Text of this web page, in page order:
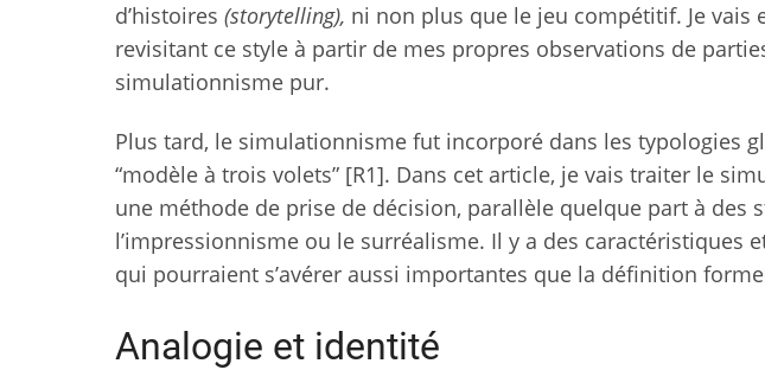
d’histoires (storytelling), ni non plus que le jeu compétitif. Je vais
revisitant ce style à partir de mes propres observations de
simulationnisme pur.
Plus tard, le simulationnisme fut incorporé dans les typologies
“modèle à trois volets” [R1]. Dans cet article, je vais traiter le
une méthode de prise de décision, parallèle quelque part à des
l’impressionnisme ou le surréalisme. Il y a des caractéristiques
qui pourraient s’avérer aussi importantes que la définition
Analogie et identité